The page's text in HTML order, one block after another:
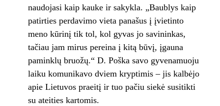
naudojasi kaip kauke ir sakykla. „Baublys kaip
patirties perdavimo vieta panašus į įvietinto
meno kūrinį tik tol, kol gyvas jo savininkas,
tačiau jam mirus pereina į kitą būvį, įgauna
paminklų bruožų.“ D. Poška savo gyvenamuoju
laiku komunikavo dviem kryptimis – jis kalbėjo
apie Lietuvos praeitį ir tuo pačiu siekė susitikti
su ateities kartomis.